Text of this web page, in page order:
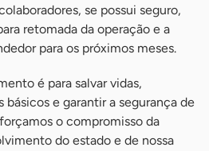
se possui seguro,
retomada da operação e a
para os próximos meses.
é para salvar vidas,
básicos e garantir a segurança de
o compromisso da
do estado e de nossa